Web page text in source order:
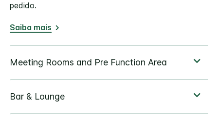
pedido.
Saiba mais